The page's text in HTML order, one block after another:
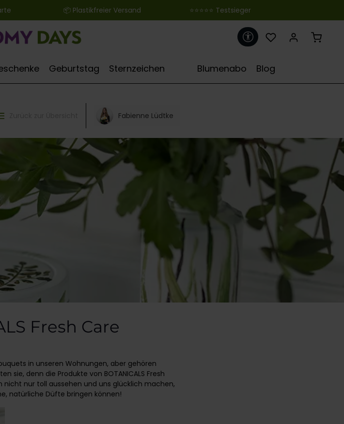
📦 Plastikfreier Versand ‎ ‎ ‎ ‎ ‎ ‎ ‎ ‎ ‎ ‎ ‎ ‎ ‎ ‎ ‎ ‎ ‎ ‎ ‎ ‎ ‎ ‎ ‎ ‎ ‎⭐⭐⭐⭐⭐ Testsieger
Werkzeugleiste anzeigen
Geburtstag Sternzeichen Blumenabo Blog
Fabienne Lüdtke
Fresh Care
in unseren Wohnungen, aber gehören
sie, denn die Produkte von BOTANICALS Fresh
nicht nur toll aussehen und uns glücklich machen,
natürliche Düfte bringen können!